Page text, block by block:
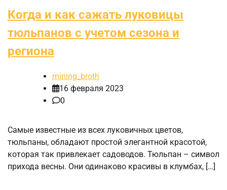
Когда и как сажать луковицы
тюльпанов с учетом сезона и
региона
mining_broth
16 февраля 2023
0
Самые известные из всех луковичных цветов,
тюльпаны, обладают простой элегантной красотой,
которая так привлекает садоводов. Тюльпан – символ
прихода весны. Они одинаково красивы в клумбах, […]